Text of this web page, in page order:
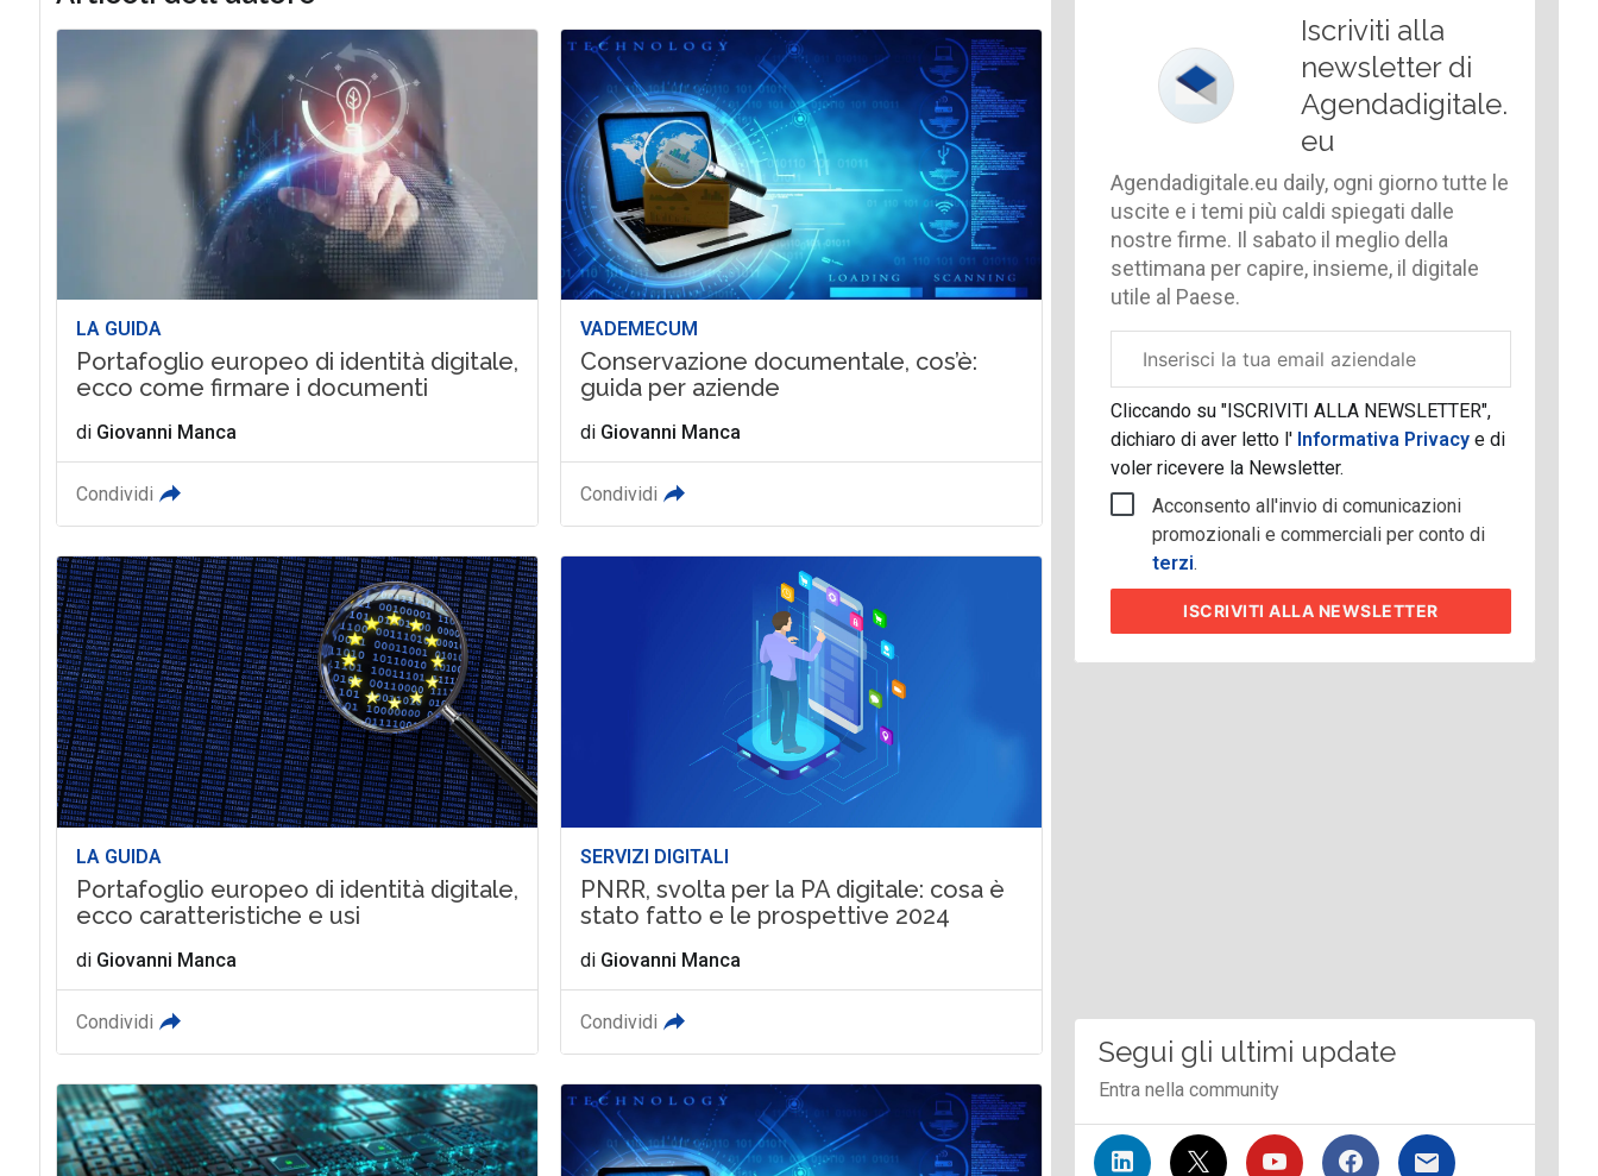
LA GUIDA
Portafoglio europeo di identità digitale,
ecco come firmare i documenti
di Giovanni Manca
Condividi
VADEMECUM
Conservazione documentale, cos’è:
guida per aziende
di Giovanni Manca
Condividi
LA GUIDA
Portafoglio europeo di identità digitale,
ecco caratteristiche e usi
di Giovanni Manca
Condividi
SERVIZI DIGITALI
PNRR, svolta per la PA digitale: cosa è
stato fatto e le prospettive 2024
di Giovanni Manca
Condividi
Iscriviti alla
newsletter di
Agendadigitale.
eu
Agendadigitale.eu daily, ogni giorno tutte le
uscite e i temi più caldi spiegati dalle
nostre firme. Il sabato il meglio della
settimana per capire, insieme, il digitale
utile al Paese.
aziendale
Cliccando su "ISCRIVITI ALLA NEWSLETTER",
dichiaro di aver letto l' Informativa Privacye di
voler ricevere la Newsletter.
Acconsento all'invio di comunicazioni
promozionali e commerciali per conto di
terzi.
ISCRIVITIALLA NEWSLETTER
Segui gli ultimi update
Entra nella community